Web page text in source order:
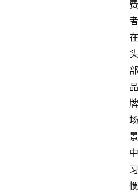
费
者
在
头
部
品
牌
场
景
中
习
惯